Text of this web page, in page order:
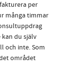
per
många timmar
kan du själv
och inte. Som
området